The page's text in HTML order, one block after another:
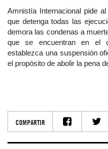
Amnistía Internacional pide
que detenga todas las
demora las condenas a
que se encuentran en el
establezca una suspensión
el propósito de abolir la pena
COMPARTIR